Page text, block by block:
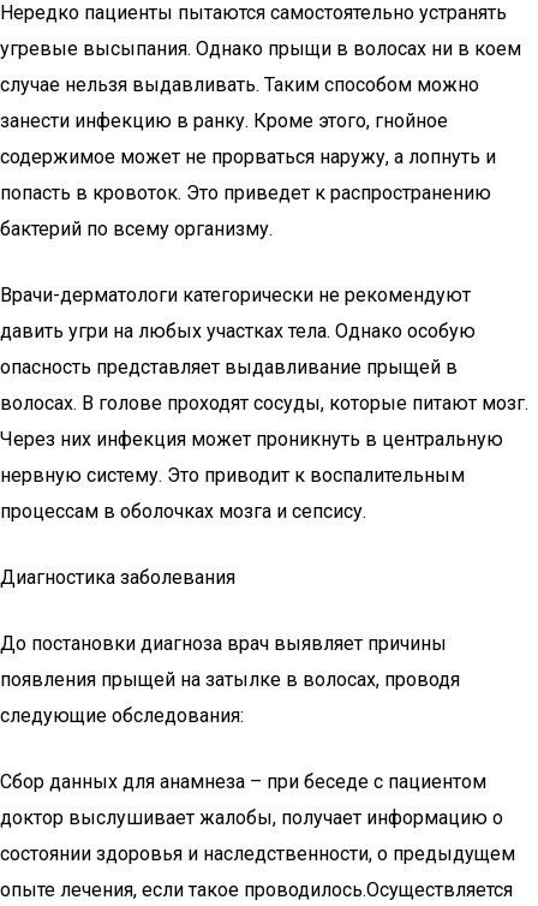
Нередко пациенты пытаются самостоятельно устранять
угревые высыпания. Однако прыщи в волосах ни в коем
случае нельзя выдавливать. Таким способом можно
занести инфекцию в ранку. Кроме этого, гнойное
содержимое может не прорваться наружу, а лопнуть и
попасть в кровоток. Это приведет к распространению
бактерий по всему организму.
Врачи-дерматологи категорически не рекомендуют
давить угри на любых участках тела. Однако особую
опасность представляет выдавливание прыщей в
волосах. В голове проходят сосуды, которые питают мозг.
Через них инфекция может проникнуть в центральную
нервную систему. Это приводит к воспалительным
процессам в оболочках мозга и сепсису.
Диагностика заболевания
До постановки диагноза врач выявляет причины
появления прыщей на затылке в волосах, проводя
следующие обследования:
Сбор данных для анамнеза – при беседе с пациентом
доктор выслушивает жалобы, получает информацию о
состоянии здоровья и наследственности, о предыдущем
опыте лечения, если такое проводилось.Осуществляется